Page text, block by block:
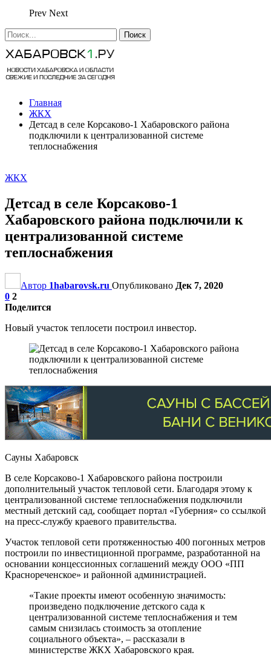
Prev Next
Главная
ЖКХ
Детсад в селе Корсаково-1 Хабаровского района
подключили к централизованной системе
теплоснабжения
ЖКХ
Детсад в селе Корсаково-1
Хабаровского района подключили к
централизованной системе
теплоснабжения
Автор 1habarovsk.ru Опубликовано Дек 7, 2020
0 2
Поделится
Новый участок теплосети построил инвестор.
Сауны Хабаровск
В селе Корсаково-1 Хабаровского района построили
дополнительный участок тепловой сети. Благодаря этому к
централизованной системе теплоснабжения подключили
местный детский сад, сообщает портал «Губерния» со ссылкой
на пресс-службу краевого правительства.
Участок тепловой сети протяженностью 400 погонных метров
построили по инвестиционной программе, разработанной на
основании концессионных соглашений между ООО «ПП
Краснореченское» и районной администрацией.
«Такие проекты имеют особенную значимость:
произведено подключение детского сада к
централизованной системе теплоснабжения и тем
самым снизилась стоимость за отопление
социального объекта», – рассказали в
министерстве ЖКХ Хабаровского края.